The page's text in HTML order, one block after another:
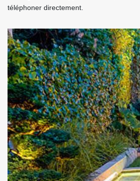
téléphoner directement.